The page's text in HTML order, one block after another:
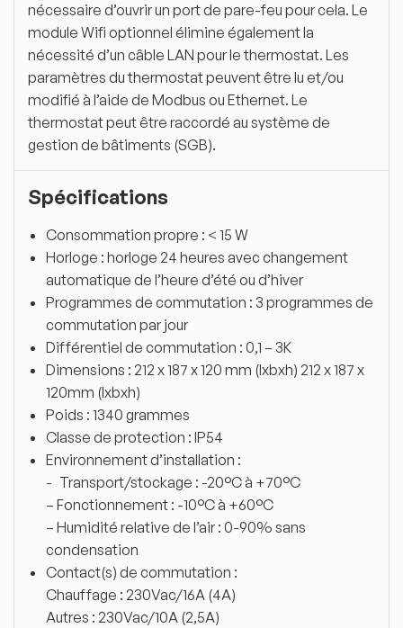
nécessaire d’ouvrir un port de pare-feu pour cela. Le
module Wifi optionnel élimine également la
nécessité d’un câble LAN pour le thermostat. Les
paramètres du thermostat peuvent être lu et/ou
modifié à l’aide de Modbus ou Ethernet. Le
thermostat peut être raccordé au système de
gestion de bâtiments (SGB).
Spécifications
Consommation propre : < 15 W
Horloge : horloge 24 heures avec changement
automatique de l’heure d’été ou d’hiver
Programmes de commutation : 3 programmes de
commutation par jour
Différentiel de commutation : 0,1 – 3K
Dimensions : 212 x 187 x 120 mm (lxbxh) 212 x 187 x
120mm (lxbxh)
Poids : 1340 grammes
Classe de protection : IP54
Environnement d’installation :
- Transport/stockage : -20°C à +70°C
– Fonctionnement : -10°C à +60°C
– Humidité relative de l’air : 0-90% sans
condensation
Contact(s) de commutation :
Chauffage : 230Vac/16A (4A)
Autres : 230Vac/10A (2,5A)